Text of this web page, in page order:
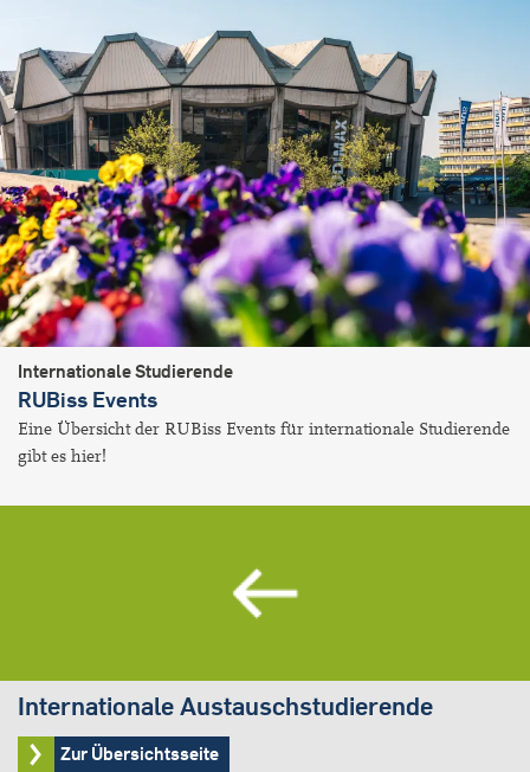
Internationale Studierende
RUBiss Events
Eine Übersicht der RUBiss Events für internationale Studierende
gibt es hier!
Internationale Austauschstudierende
Zur Übersichtsseite